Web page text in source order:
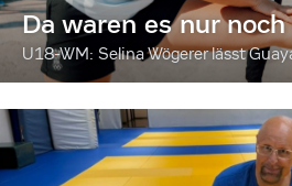
Da waren es nur
U18-WM: Selina Wögerer lässt